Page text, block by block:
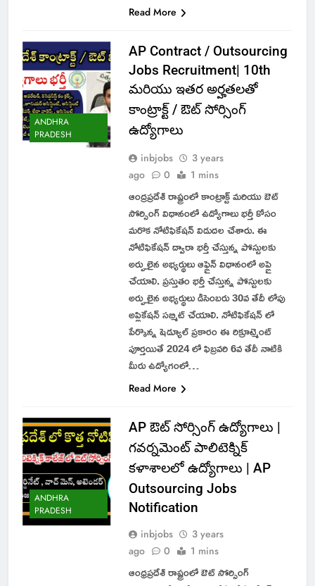
Read More
ANDHRA
PRADESH
AP Contract / Outsourcing
Jobs Recruitment| 10th
మరియు ఇతర అర్హతలతో
కాంట్రాక్ట్ / ఔట్ సోర్సింగ్
ఉద్యోగాలు
inbjobs
3 years
ago
0 1 mins
ఆంద్రప్రదేశ్ రాష్ట్రంలో కాంట్రాక్ట్ మరియు ఔట్
సోర్సింగ్ విధానంలో ఉద్యోగాలు భర్తీ కోసం
మరొక నోటిఫికేషన్ విడుదల చేశారు. ఈ
నోటిఫికేషన్ ద్వారా భర్తీ చేస్తున్న పోస్టులకు
అర్హులైన అభ్యర్థులు ఆఫ్లైన్ విధానంలో అప్లై
చేయాలి. ప్రస్తుతం భర్తీ చేస్తున్న పోస్టులకు
అర్హులైన అభ్యర్థులు డిసెంబరు 30వ తేదీ లోపు
అప్లికేషన్ సబ్మిట్ చేయాలి. నోటిఫికేషన్ లో
పేర్కొన్న షెడ్యూల్ ప్రకారం ఈ రిక్రూట్మెంట్
పూర్తయితే 2024 లో ఫిబ్రవరి 6వ తేదీ నాటికి
మీరు ఉద్యోగంలో…
Read More
ANDHRA
PRADESH
AP ఔట్ సోర్సింగ్ ఉద్యోగాలు |
గవర్నమెంట్ పాలిటెక్నిక్
కళాశాలలో ఉద్యోగాలు | AP
Outsourcing Jobs
Notification
inbjobs
3 years
ago
0 1 mins
ఆంధ్రప్రదేశ్ రాష్ట్రంలో ఔట్ సోర్సింగ్